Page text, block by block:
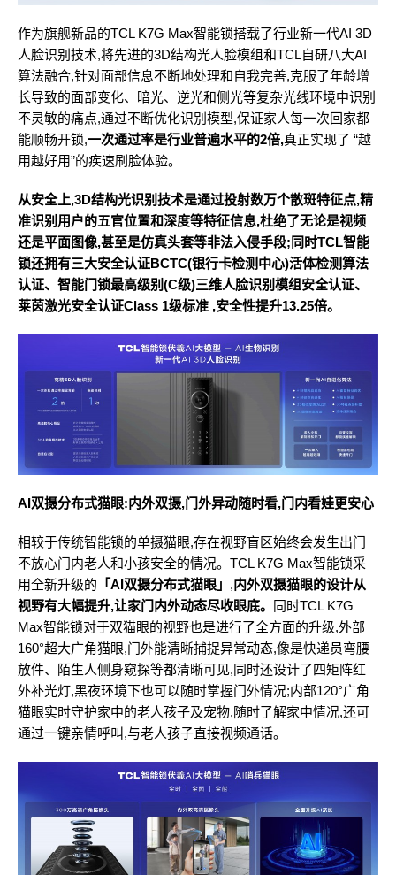
作为旗舰新品的TCL K7G Max智能锁搭载了行业新一代AI 3D
人脸识别技术,将先进的3D结构光人脸模组和TCL自研八大AI
算法融合,针对面部信息不断地处理和自我完善,克服了年龄增
长导致的面部变化、暗光、逆光和侧光等复杂光线环境中识别
不灵敏的痛点,通过不断优化识别模型,保证家人每一次回家都
能顺畅开锁,一次通过率是行业普遍水平的2倍,真正实现了 “越
用越好用”的疾速刷脸体验。
从安全上,3D结构光识别技术是通过投射数万个散斑特征点,精
准识别用户的五官位置和深度等特征信息,杜绝了无论是视频
还是平面图像,甚至是仿真头套等非法入侵手段;同时TCL智能
锁还拥有三大安全认证BCTC(银行卡检测中心)活体检测算法
认证、智能门锁最高级别(C级)三维人脸识别模组安全认证、
莱茵激光安全认证Class 1级标准 ,安全性提升13.25倍。
AI双摄分布式猫眼:内外双摄,门外异动随时看,门内看娃更安心
相较于传统智能锁的单摄猫眼,存在视野盲区始终会发生出门
不放心门内老人和小孩安全的情况。TCL K7G Max智能锁采
用全新升级的 「AI双摄分布式猫眼」 ,内外双摄猫眼的设计从
视野有大幅提升,让家门内外动态尽收眼底。
同时TCL K7G
Max智能锁对于双猫眼的视野也是进行了全方面的升级,外部
160°超大广角猫眼,门外能清晰捕捉异常动态,像是快递员弯腰
放件、陌生人侧身窥探等都清晰可见,同时还设计了四矩阵红
外补光灯,黑夜环境下也可以随时掌握门外情况;内部120°广角
猫眼实时守护家中的老人孩子及宠物,随时了解家中情况,还可
通过一键亲情呼叫,与老人孩子直接视频通话。